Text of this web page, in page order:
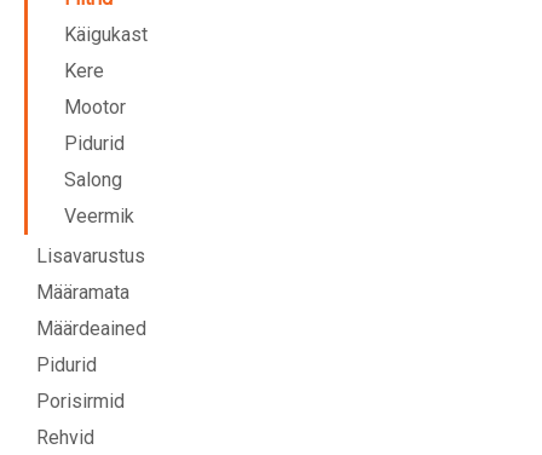
Käigukast
Kere
Mootor
Pidurid
Salong
Veermik
Lisavarustus
Määramata
Määrdeained
Pidurid
Porisirmid
Rehvid